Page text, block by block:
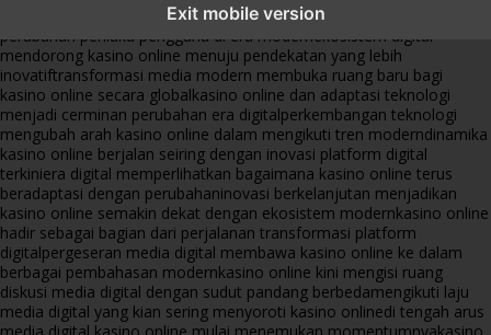
Exit mobile version
perkembangan kasino online mencerminkan
perubahan perilaku pengguna di era modernekosistem digital
mendorong kasino online menuju pendekatan yang lebih
inovatiftransformasi media modern membuka ruang baru bagi
kasino online secara globalkasino online dan adaptasi teknologi
menjadi cerminan perubahan era digitalperkembangan teknologi
mengubah arah kasino online dalam mengikuti tren moderndinamika
kasino online berjalan seiring dengan inovasi platform digital
terkiniera digital memperlihatkan bagaimana kasino online terus
beradaptasi dengan perubahaninovasi berkelanjutan menjadikan
kasino online semakin dekat dengan ekosistem modernkasino online
hadir sebagai bagian dari perjalanan transformasi platform
digitalpergeseran media digital membawa kasino online ke dalam
berbagai pembahasan modernkasino online kini mengisi ruang
diskusi media digital dengan sudut pandang berbedamengikuti laju
media digital yang kian sering menyoroti kasino onlinedi tengah arus